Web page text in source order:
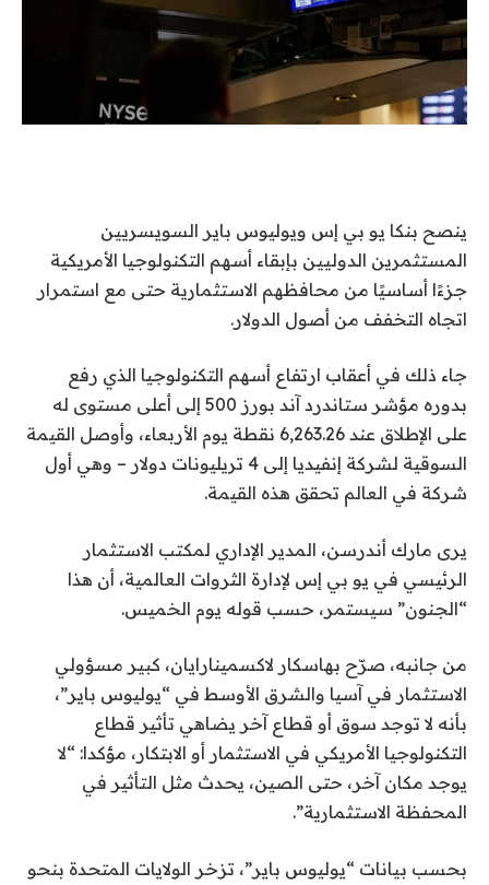
ينصح بنكا يو بي إس ويوليوس باير السويسريين
المستثمرين الدوليين بإبقاء أسهم التكنولوجيا الأمريكية
جزءًا أساسيًا من محافظهم الاستثمارية حتى مع استمرار
اتجاه التخفف من أصول الدولار.
جاء ذلك في أعقاب ارتفاع أسهم التكنولوجيا الذي رفع
بدوره مؤشر ستاندرد آند بورز 500 إلى أعلى مستوى له
على الإطلاق عند 6,263.26 نقطة يوم الأربعاء، وأوصل القيمة
السوقية لشركة إنفيديا إلى 4 تريليونات دولار – وهي أول
شركة في العالم تحقق هذه القيمة.
يرى مارك أندرسن، المدير الإداري لمكتب الاستثمار
الرئيسي في يو بي إس لإدارة الثروات العالمية، أن هذا
“الجنون” سيستمر، حسب قوله يوم الخميس.
من جانبه، صرّح بهاسكار لاكسمينارايان، كبير مسؤولي
الاستثمار في آسيا والشرق الأوسط في “يوليوس باير”،
بأنه لا توجد سوق أو قطاع آخر يضاهي تأثير قطاع
التكنولوجيا الأمريكي في الاستثمار أو الابتكار، مؤكدا: “لا
يوجد مكان آخر، حتى الصين، يحدث مثل التأثير في
المحفظة الاستثمارية”.
بحسب بيانات “يوليوس باير”، تزخر الولايات المتحدة بنحو